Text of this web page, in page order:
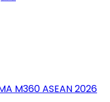
M360 ASEAN 2026